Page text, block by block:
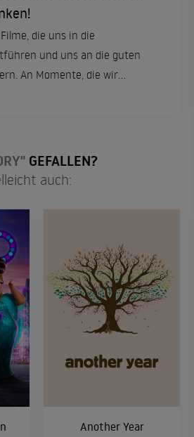
die uns in die
und uns an die guten
An Momente, die wir
Ob
eine Zeitmaschine, die uns
in eine bessere Zeit
GEFALLEN?
auch:
Another Year